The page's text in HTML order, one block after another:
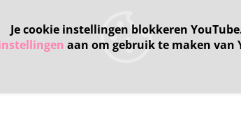
Je cookie instellingen blokkeren
aan om gebruik te maken van